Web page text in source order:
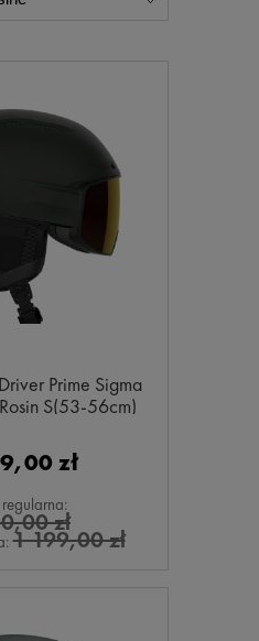
Prime Sigma
S(53-56cm)
zł
zł
1 199,00 zł